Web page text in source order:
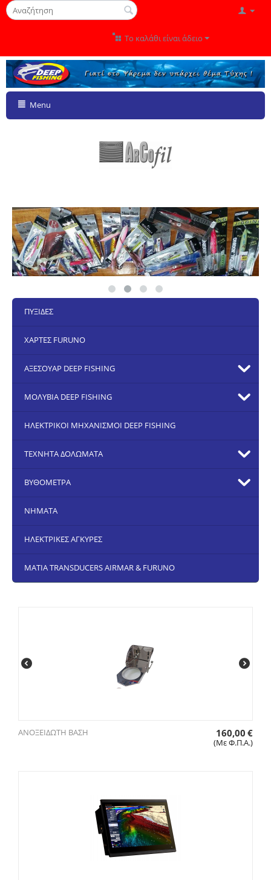
Το καλάθι είναι άδειο
Menu
ΠΥΞΙΔΕΣ
ΧΑΡΤΕΣ FURUNO
ΑΞΕΣΟΥΑΡ DEEP FISHING
ΜΟΛΥΒΙΑ DEEP FISHING
ΗΛΕΚΤΡΙΚΟΙ ΜΗΧΑΝΙΣΜΟΙ DEEP FISHING
ΤΕΧΝΗΤΑ ΔΟΛΩΜΑΤΑ
ΒΥΘΟΜΕΤΡΑ
ΝΗΜΑΤΑ
ΗΛΕΚΤΡΙΚΕΣ ΑΓΚΥΡΕΣ
ΜΑΤΙΑ TRANSDUCERS AIRMAR & FURUNO
ΑΝΟΞΕΙΔΩΤΗ ΒΑΣΗ 160,00 €
(Με Φ.Π.Α.)